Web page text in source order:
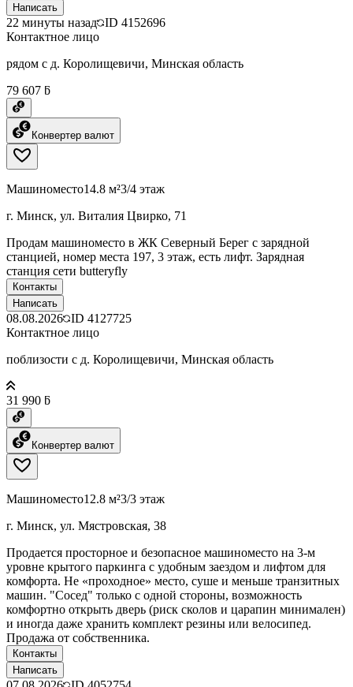
Написать
22 минуты назад ID 4152696
Контактное лицо
рядом с д. Королищевичи, Минская область
79 607 ƃ
Конвертер валют
Машиноместо14.8 м²3/4 этаж
г. Минск, ул. Виталия Цвирко, 71
Продам машиноместо в ЖК Северный Берег с зарядной
станцией, номер места 197, 3 этаж, есть лифт. Зарядная
станция сети butteryfly
Контакты
Написать
08.08.2026 ID 4127725
Контактное лицо
поблизости с д. Королищевичи, Минская область
31 990 ƃ
Конвертер валют
Машиноместо12.8 м²3/3 этаж
г. Минск, ул. Мястровская, 38
Продается просторное и безопасное машиноместо на 3-м
уровне крытого паркинга с удобным заездом и лифтом для
комфорта. Не «проходное» место, суше и меньше транзитных
машин. "Сосед" только с одной стороны, возможность
комфортно открыть дверь (риск сколов и царапин минимален)
и иногда даже хранить комплект резины или велосипед.
Продажа от собственника.
Контакты
Написать